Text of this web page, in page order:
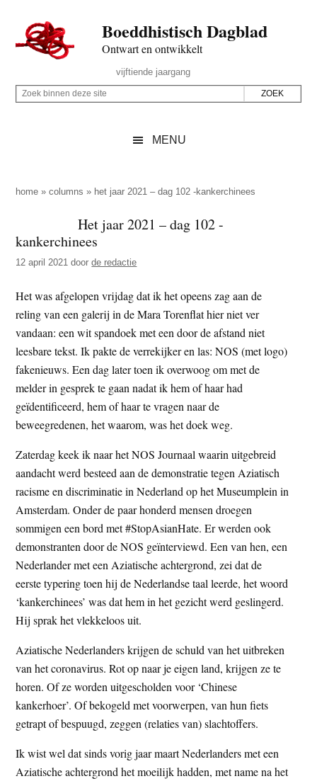
naar
de
inhoud
secondary
naar
de
sidebar
naar
de
Boeddhistisch Dagblad
Ontwart en ontwikkelt
Rechts
vijftiende jaargang
Z
p
e
z
e
s
i
t
e
Z
i
e
n
e
z
e
s
i
t
e
MENU
home »columns » het jaar 2021 – dag 102 -kankerchinees
Het jaar 2021 – dag 102 -
kankerchinees
12 april 2021 doorde redactie
Het was afgelopen vrijdag dat ik het opeens zag aan de
reling van een galerij in de Mara Torenflat hier niet ver
vandaan: een wit spandoek met een door de afstand niet
leesbare tekst. Ik pakte de verrekijker en las: NOS (met logo)
fakenieuws. Een dag later toen ik overwoog om met de
melder in gesprek te gaan nadat ik hem of haar had
geïdentificeerd, hem of haar te vragen naar de
beweegredenen, het waarom, was het doek weg.
Zaterdag keek ik naar het NOS Journaal waarin uitgebreid
aandacht werd besteed aan de demonstratie tegen Aziatisch
racisme en discriminatie in Nederland op het Museumplein in
Amsterdam. Onder de paar honderd mensen droegen
sommigen een bord met #StopAsianHate. Er werden ook
demonstranten door de NOS geïnterviewd. Een van hen, een
Nederlander met een Aziatische achtergrond, zei dat de
eerste typering toen hij de Nederlandse taal leerde, het woord
‘kankerchinees’ was dat hem in het gezicht werd geslingerd.
Hij sprak het vlekkeloos uit.
Aziatische Nederlanders krijgen de schuld van het uitbreken
van het coronavirus. Rot op naar je eigen land, krijgen ze te
horen. Of ze worden uitgescholden voor ‘Chinese
kankerhoer’. Of bekogeld met voorwerpen, van hun fiets
getrapt of bespuugd, zeggen (relaties van) slachtoffers.
Ik wist wel dat sinds vorig jaar maart Nederlanders met een
Aziatische achtergrond het moeilijk hadden, met name na het